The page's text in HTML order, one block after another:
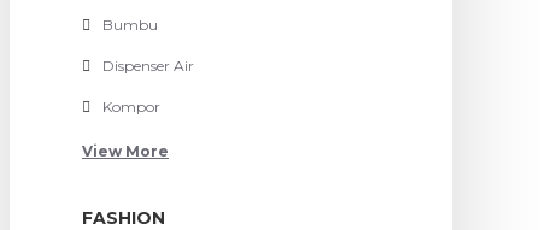
Bumbu
Dispenser Air
Kompor
View More
FASHION